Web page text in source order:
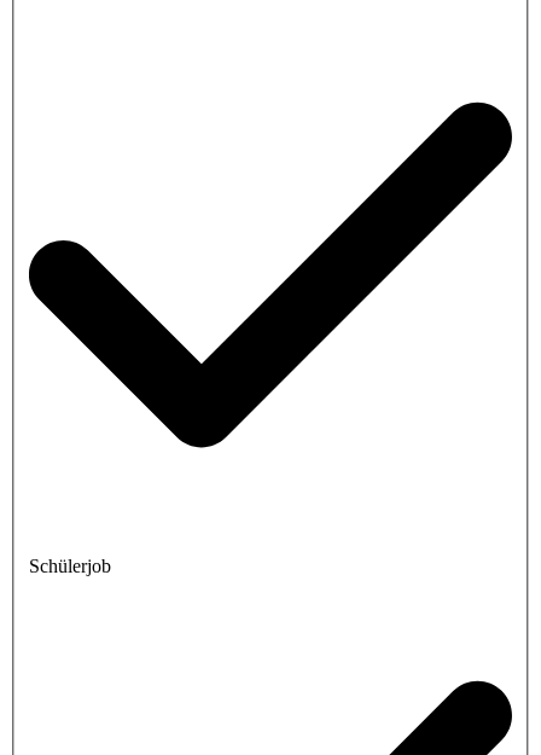
Schülerjob